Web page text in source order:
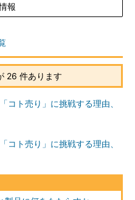
報
26 件あります
コト売り」に挑戦する理由、
コト売り」に挑戦する理由、